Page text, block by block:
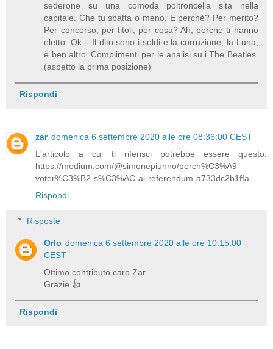
sederone su una comoda poltroncella sita nella
capitale. Che tu sbatta o meno. E perchè? Per merito?
Per concorso, per titoli, per cosa? Ah, perchè ti hanno
eletto. Ok... Il dito sono i soldi e la corruzione, la Luna,
è ben altro. Complimenti per le analisi su i The Beatles.
(aspetto la prima posizione)
Rispondi
zar domenica 6 settembre 2020 alle ore 08:36:00 CEST
L'articolo a cui ti riferisci potrebbe essere questo:
https://medium.com/@simonepiunno/perch%C3%A9-
voter%C3%B2-s%C3%AC-al-referendum-a733dc2b1ffa
Rispondi
Risposte
Orlo domenica 6 settembre 2020 alle ore 10:15:00
CEST
Ottimo contributo,caro Zar.
Grazie 👍
Rispondi